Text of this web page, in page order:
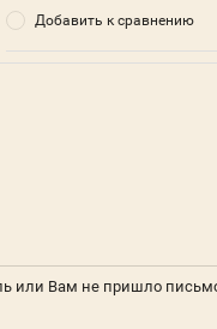
Добавить к сравнению
или Вам не пришло